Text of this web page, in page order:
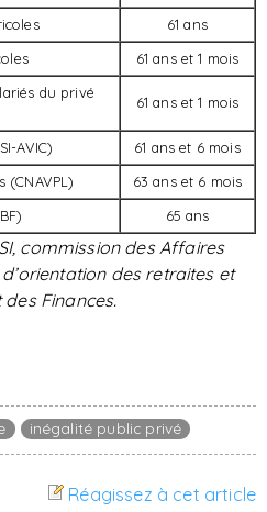
61 ans
61 ans et 1 mois
du privé
61 ans et 1 mois
AVIC)
61 ans et 6 mois
(CNAVPL)
63 ans et 6 mois
65 ans
commission des Affaires
des retraites et
Finances.
inégalité public privé
Réagissez à cet article